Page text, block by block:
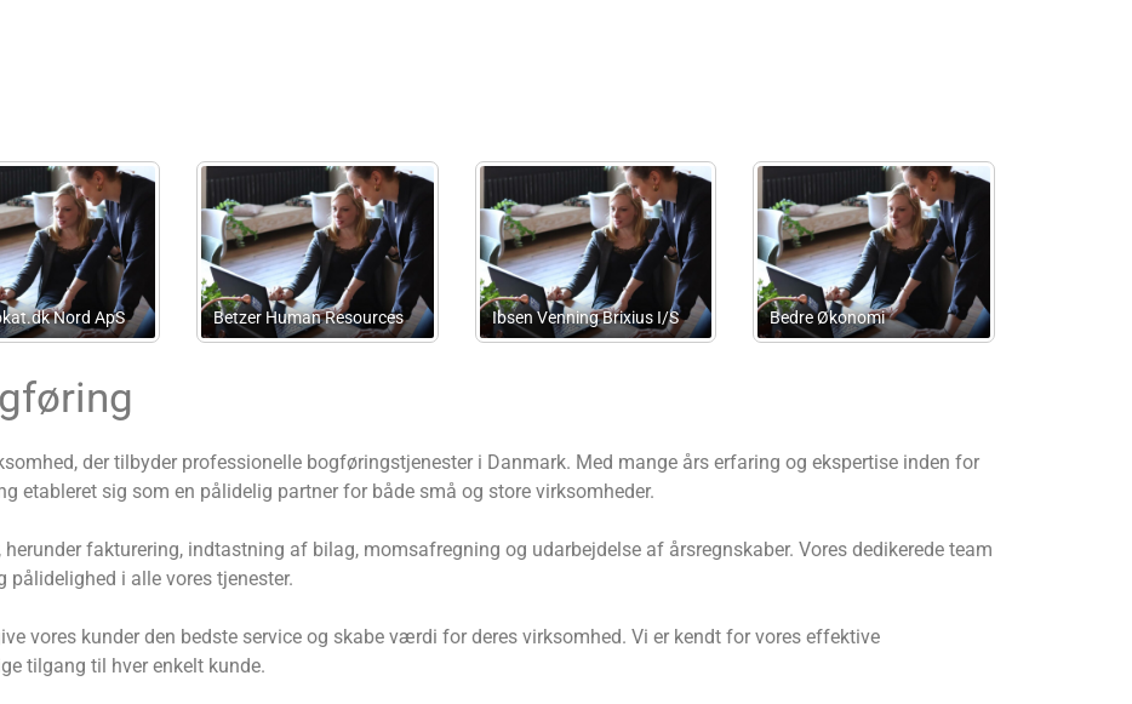
Révision+ Regnskab,
Rådgivning Og Skat
Statsautoriseret
Revisionsanpartsselskab
Advosion, Statsautoriseret
Revisionskomplementaran
partsselskab
Løppenthin Munk
Regnskabsservice
Kvist & Jensen
Statsautoriseret
Revisionspartnerselskab
der tilbyder professionelle bogføringstjenester i Danmark. Med mange års erfaring og ekspertise inden for
etableret sig som en pålidelig partner for både små og store virksomheder.
fakturering, indtastning af bilag, momsafregning og udarbejdelse af årsregnskaber. Vores dedikerede team
i alle vores tjenester.
vores kunder den bedste service og skabe værdi for deres virksomhed. Vi er kendt for vores effektive
tilgang til hver enkelt kunde.